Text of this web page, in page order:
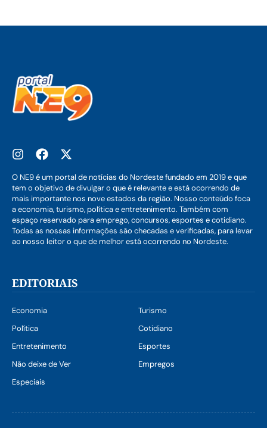
O NE9 é um portal de notícias do Nordeste fundado em 2019 e que
tem o objetivo de divulgar o que é relevante e está ocorrendo de
mais importante nos nove estados da região. Nosso conteúdo foca
a economia, turismo, política e entretenimento. Também com
espaço reservado para emprego, concursos, esportes e cotidiano.
Todas as nossas informações são checadas e verificadas, para levar
ao nosso leitor o que de melhor está ocorrendo no Nordeste.
EDITORIAIS
Economia
Turismo
Política
Cotidiano
Entretenimento
Esportes
Não deixe de Ver
Empregos
Especiais